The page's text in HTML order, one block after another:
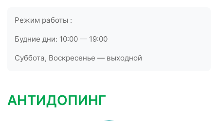
Режим работы :
Будние дни: 10:00 — 19:00
Суббота, Воскресенье — выходной
АНТИДОПИНГ